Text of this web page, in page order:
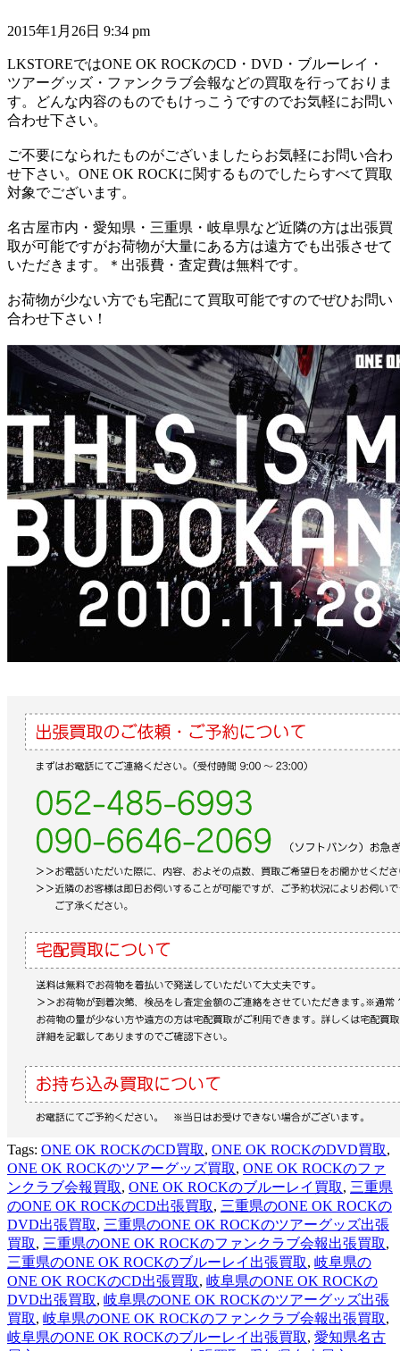
2015年1月26日 9:34 pm
LKSTOREではONE OK ROCKのCD・DVD・ブルーレイ・
ツアーグッズ・ファンクラブ会報などの買取を行っておりま
す。どんな内容のものでもけっこうですのでお気軽にお問い
合わせ下さい。
ご不要になられたものがございましたらお気軽にお問い合わ
せ下さい。ONE OK ROCKに関するものでしたらすべて買取
対象でございます。
名古屋市内・愛知県・三重県・岐阜県など近隣の方は出張買
取が可能ですがお荷物が大量にある方は遠方でも出張させて
いただきます。＊出張費・査定費は無料です。
お荷物が少ない方でも宅配にて買取可能ですのでぜひお問い
合わせ下さい！
Tags: ONE OK ROCKのCD買取, ONE OK ROCKのDVD買取,
ONE OK ROCKのツアーグッズ買取, ONE OK ROCKのファ
ンクラブ会報買取, ONE OK ROCKのブルーレイ買取, 三重県
のONE OK ROCKのCD出張買取, 三重県のONE OK ROCKの
DVD出張買取, 三重県のONE OK ROCKのツアーグッズ出張
買取, 三重県のONE OK ROCKのファンクラブ会報出張買取,
三重県のONE OK ROCKのブルーレイ出張買取, 岐阜県の
ONE OK ROCKのCD出張買取, 岐阜県のONE OK ROCKの
DVD出張買取, 岐阜県のONE OK ROCKのツアーグッズ出張
買取, 岐阜県のONE OK ROCKのファンクラブ会報出張買取,
岐阜県のONE OK ROCKのブルーレイ出張買取, 愛知県名古